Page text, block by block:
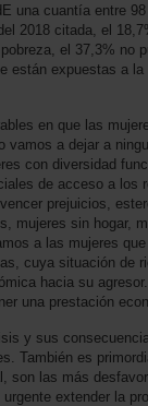
una cuantía entre
2018 citada, el
el 37,3% no
están expuestas a la
en que las
vamos a dejar a
con diversidad
de acceso a los
prejuicios,
mujeres sin hogar,
a las mujeres
cuya situación de
hacia su
una prestación
y sus
También es
son las más
extender la